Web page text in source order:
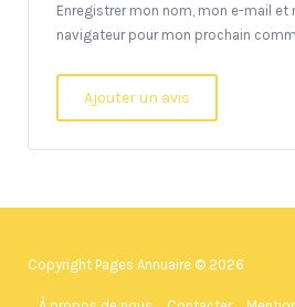
Enregistrer mon nom, mon e-mail et
navigateur pour mon prochain
Copyright Pages Annuaire © 2026